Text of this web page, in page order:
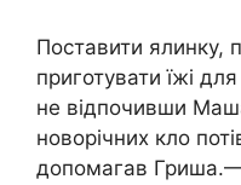
Поставити ялинку,
приготувати їжі
не відпочивши
новорічних кло
допомагав